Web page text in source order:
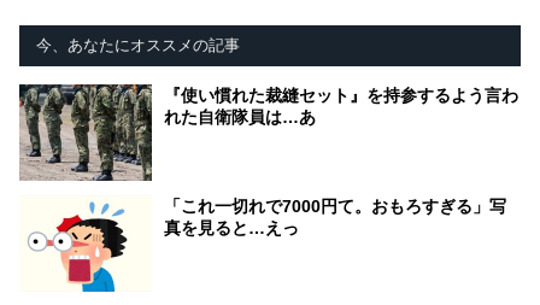
今、あなたにオススメの記事
『使い慣れた裁縫セット』を持参するよう言わ
れた自衛隊員は…あ
「これ一切れで7000円て。おもろすぎる」写
真を見ると…えっ